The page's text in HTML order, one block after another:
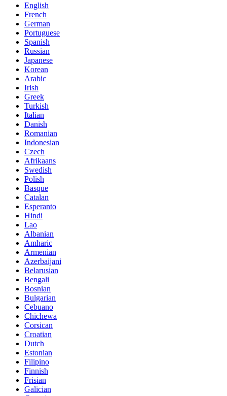
English
French
German
Portuguese
Spanish
Russian
Japanese
Korean
Arabic
Irish
Greek
Turkish
Italian
Danish
Romanian
Indonesian
Czech
Afrikaans
Swedish
Polish
Basque
Catalan
Esperanto
Hindi
Lao
Albanian
Amharic
Armenian
Azerbaijani
Belarusian
Bengali
Bosnian
Bulgarian
Cebuano
Chichewa
Corsican
Croatian
Dutch
Estonian
Filipino
Finnish
Frisian
Galician